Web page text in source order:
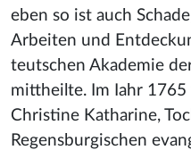
eben so ist auch
Arbeiten und
teutschen Akademie
mittheilte. Im Iahr
Christine Katharine,
Regensburgischen